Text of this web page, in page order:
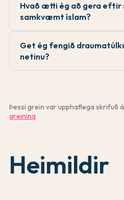
Hvað ætti ég að gera eftir
samkvæmt íslam?
Get ég fengið
netinu?
Þessi grein var upphaflega skrifuð
greinina
Heimildir